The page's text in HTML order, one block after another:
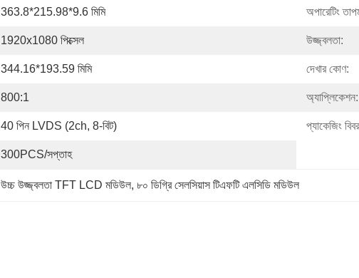
363.8*215.98*9.6 মিমি অপারেটিং
1920x1080 পিক্সেল উজ্জ্বলতা:
344.16*193.59 মিমি দেখার কোণ:
800:1 অ্যাপ্লিকেশন:
40 পিন LVDS (2ch, 8-বিট) প্যাকেজিং
300PCS/সপ্তাহ
উচ্চ উজ্জ্বলতা TFT LCD মডিউল, ৮০ ডিগ্রি সেলসিয়াস টিএফটি এলসিডি মডিউল